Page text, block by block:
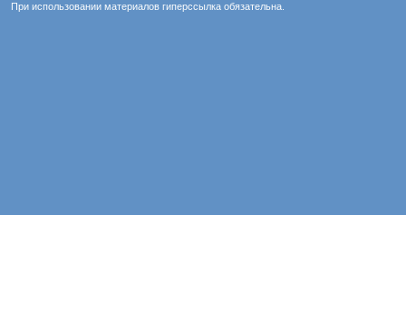
При использовании материалов гиперссылка обязательна.